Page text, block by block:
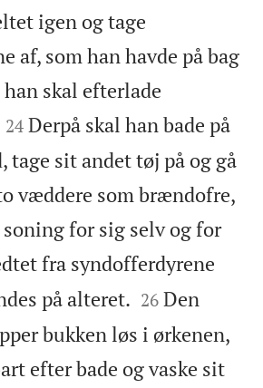
igen og tage
af, som han havde på bag
skal efterlade


24 Derpå skal han bade på
tage sit andet tøj på og gå
væddere som brændofre,
for sig selv og for
fra syndofferdyrene
på alteret. 

26 Den
bukken løs i ørkenen,
efter bade og vaske sit